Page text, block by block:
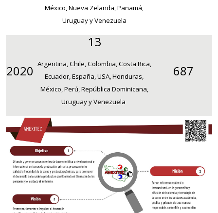
México, Nueva Zelanda, Panamá,
Uruguay y Venezuela
2020
13
Argentina, Chile, Colombia, Costa Rica,
Ecuador, España, USA, Honduras,
México, Perú, República Dominicana,
Uruguay y Venezuela
687